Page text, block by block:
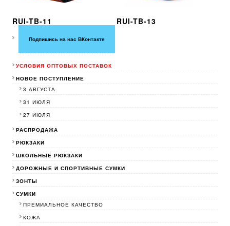
RUI-TB-11 RUI-TB-13
Подпишись на нас ВКонтакте
УСЛОВИЯ ОПТОВЫХ ПОСТАВОК
НОВОЕ ПОСТУПЛЕНИЕ
3 АВГУСТА
31 ИЮЛЯ
27 ИЮЛЯ
РАСПРОДАЖА
РЮКЗАКИ
ШКОЛЬНЫЕ РЮКЗАКИ
ДОРОЖНЫЕ И СПОРТИВНЫЕ СУМКИ
ЗОНТЫ
СУМКИ
ПРЕМИАЛЬНОЕ КАЧЕСТВО
КОЖА